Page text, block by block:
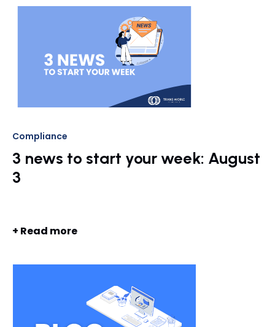
Compliance
3 news to start your week: August
3
+ Read more